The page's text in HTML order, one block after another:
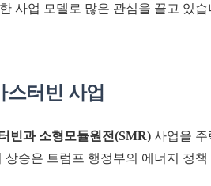
사업 모델로 많은 관심을 끌고 있
스터빈 사업
빈과 소형모듈원전(SMR) 사업을 주
상승은 트럼프 행정부의 에너지 정